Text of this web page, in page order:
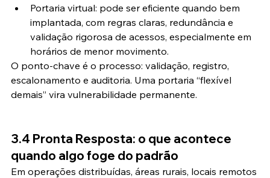
Portaria virtual: pode ser eficiente quando bem
implantada, com regras claras, redundância e
validação rigorosa de acessos, especialmente em
horários de menor movimento.
O ponto-chave é o processo: validação, registro,
escalonamento e auditoria. Uma portaria “flexível
demais” vira vulnerabilidade permanente.
3.4 Pronta Resposta: o que acontece
quando algo foge do padrão
Em operações distribuídas, áreas rurais, locais remotos